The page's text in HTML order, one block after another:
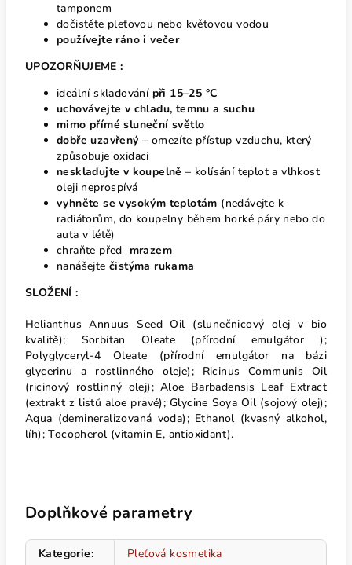
tamponem
dočistěte pleťovou nebo květovou vodou
používejte ráno i večer
UPOZORŇUJEME :
ideální skladování při 15–25 °C
uchovávejte v chladu, temnu a suchu
mimo přímé sluneční světlo
dobře uzavřený – omezíte přístup vzduchu, který
způsobuje oxidaci
neskladujte v koupelně – kolísání teplot a vlhkost
oleji neprospívá
vyhněte se vysokým teplotám (nedávejte k
radiátorům, do koupelny během horké páry nebo do
auta v létě)
chraňte před mrazem
nanášejte čistýma rukama
SLOŽENÍ :
Helianthus Annuus Seed Oil (slunečnicový olej v bio
kvalitě); Sorbitan Oleate (přírodní emulgátor );
Polyglyceryl-4 Oleate (přírodní emulgátor na bázi
glycerinu a rostlinného oleje); Ricinus Communis Oil
(ricinový rostlinný olej); Aloe Barbadensis Leaf Extract
(extrakt z listů aloe pravé); Glycine Soya Oil (sojový olej);
Aqua (demineralizovaná voda); Ethanol (kvasný alkohol,
líh); Tocopherol (vitamin E, antioxidant).
Doplňkové parametry
Kategorie:
Pleťová kosmetika